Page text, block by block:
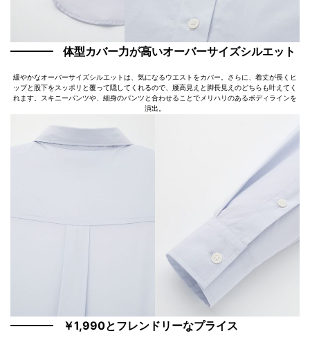
体型カバー力が高いオーバーサイズシルエット
緩やかなオーバーサイズシルエットは、気になるウエストをカバー。さらに、着丈が長くヒ
ップと股下をスッポリと覆って隠してくれるので、腰高見えと脚長見えのどちらも叶えてく
れます。スキニーパンツや、細身のパンツと合わせることでメリハリのあるボディラインを
演出。
￥1,990とフレンドリーなプライス